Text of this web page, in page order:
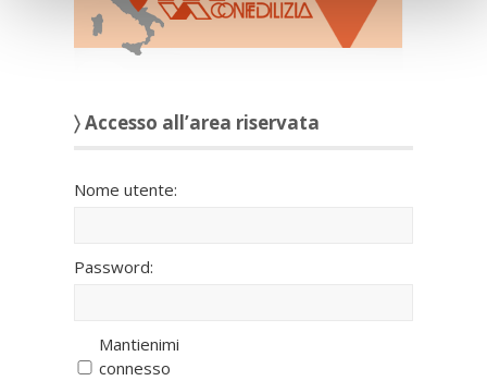
〉 Accesso all’area riservata
Nome utente:
Password:
Mantienimi
connesso